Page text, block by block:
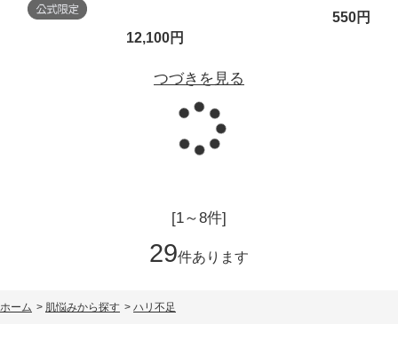
12,100円
550円
つづきを見る
[1～8件]
29件あります
ホーム > 肌悩みから探す > ハリ不足